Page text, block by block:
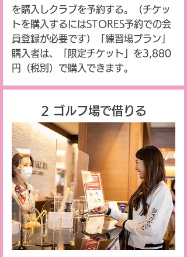
を購入しクラブを予約する。（チケッ
トを購入するにはSTORES予約での会
員登録が必要です）「練習場プラン」
購入者は、「限定チケット」を3,880
円（税別）で購入できます。
​2 ゴルフ場で借りる